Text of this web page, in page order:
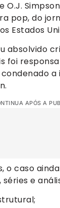
O.J.
pop, do
Estados
absolvido
foi
APÓS A
o caso
e